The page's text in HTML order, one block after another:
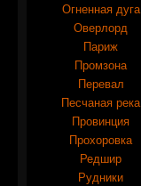
Огненная дуга
Оверлорд
Париж
Промзона
Перевал
Песчаная река
Провинция
Прохоровка
Редшир
Рудники